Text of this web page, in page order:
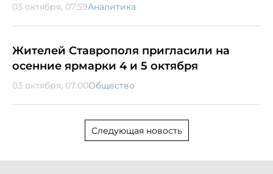
03 октября, 07:59Аналитика
Жителей Ставрополя пригласили на
осенние ярмарки 4 и 5 октября
03 октября, 07:00Общество
Следующая новость